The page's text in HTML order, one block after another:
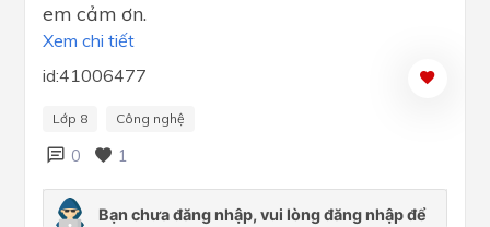
em cảm ơn.
Xem chi tiết
id:41006477
Lớp 8 Công nghệ
0 1